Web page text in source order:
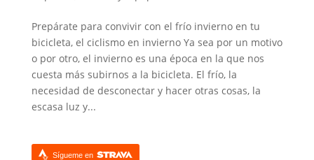
Prepárate para convivir con el frío invierno en tu
bicicleta, el ciclismo en invierno Ya sea por un motivo
o por otro, el invierno es una época en la que nos
cuesta más subirnos a la bicicleta. El frío, la
necesidad de desconectar y hacer otras cosas, la
escasa luz y...
Sígueme en